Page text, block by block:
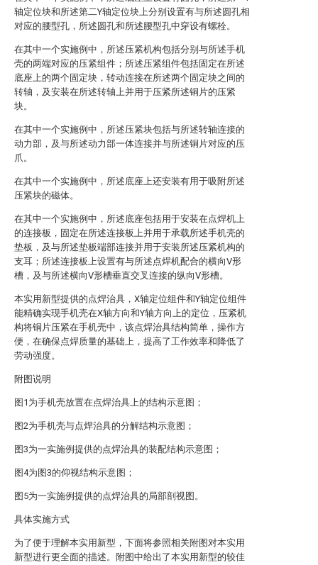
轴定位块和所述第二Y轴定位块上分别设置有与所述圆孔相
对应的腰型孔，所述圆孔和所述腰型孔中穿设有螺栓。
在其中一个实施例中，所述压紧机构包括分别与所述手机
壳的两端对应的压紧组件；所述压紧组件包括固定在所述
底座上的两个固定块，转动连接在所述两个固定块之间的
转轴，及安装在所述转轴上并用于压紧所述铜片的压紧
块。
在其中一个实施例中，所述压紧块包括与所述转轴连接的
动力部，及与所述动力部一体连接并与所述铜片对应的压
爪。
在其中一个实施例中，所述底座上还安装有用于吸附所述
压紧块的磁体。
在其中一个实施例中，所述底座包括用于安装在点焊机上
的连接板，固定在所述连接板上并用于承载所述手机壳的
垫板，及与所述垫板端部连接并用于安装所述压紧机构的
支耳；所述连接板上设置有与所述点焊机配合的横向V形
槽，及与所述横向V形槽垂直交叉连接的纵向V形槽。
本实用新型提供的点焊治具，X轴定位组件和Y轴定位组件
能精确实现手机壳在X轴方向和Y轴方向上的定位，压紧机
构将铜片压紧在手机壳中，该点焊治具结构简单，操作方
便，在确保点焊质量的基础上，提高了工作效率和降低了
劳动强度。
附图说明
图1为手机壳放置在点焊治具上的结构示意图；
图2为手机壳与点焊治具的分解结构示意图；
图3为一实施例提供的点焊治具的装配结构示意图；
图4为图3的仰视结构示意图；
图5为一实施例提供的点焊治具的局部剖视图。
具体实施方式
为了便于理解本实用新型，下面将参照相关附图对本实用
新型进行更全面的描述。附图中给出了本实用新型的较佳